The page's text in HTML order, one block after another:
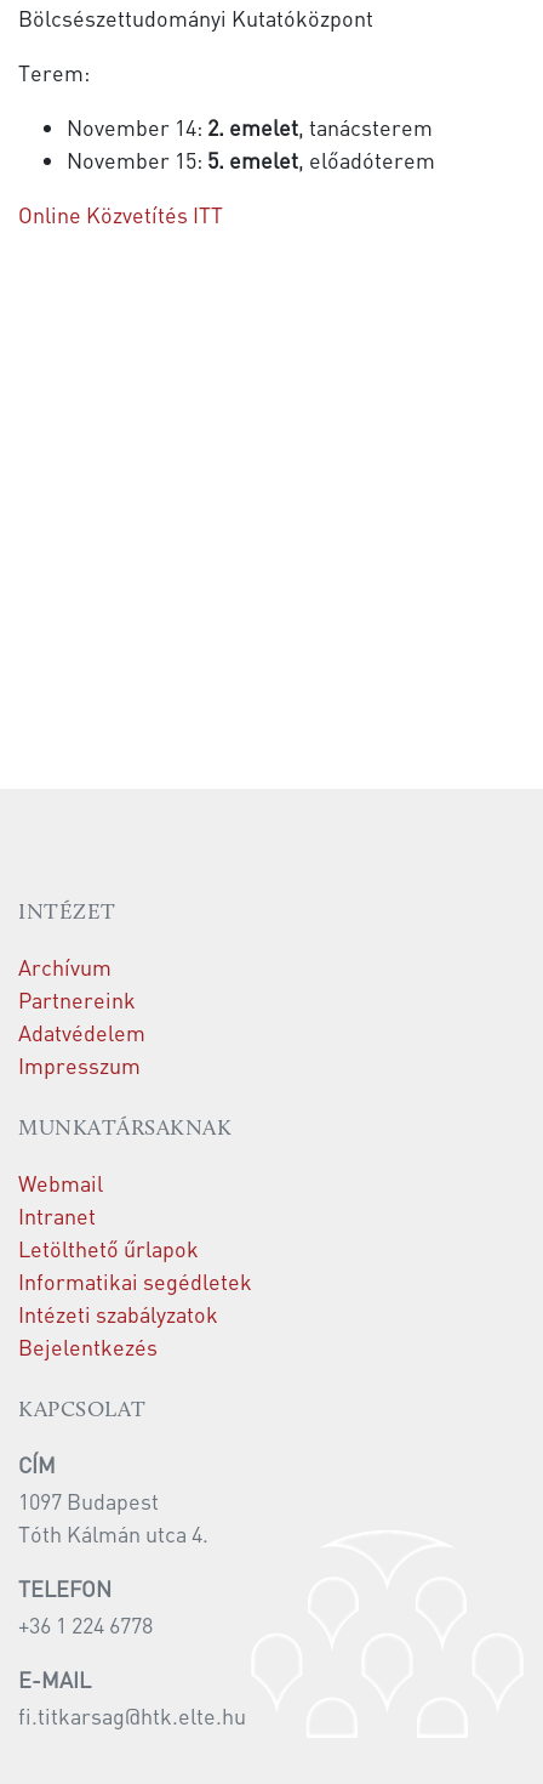
Bölcsészettudományi Kutatóközpont
Terem:
November 14: 2. emelet , tanácsterem
November 15: 5. emelet , előadóterem
Online Közvetítés ITT
INTÉZET
Archívum
Partnereink
Adatvédelem
Impresszum
MUNKATÁRSAKNAK
Webmail
Intranet
Letölthető űrlapok
Informatikai segédletek
Intézeti szabályzatok
Bejelentkezés
KAPCSOLAT
CÍM
1097 Budapest
Tóth Kálmán utca 4.
TELEFON
+36 1 224 6778
E-MAIL
fi.titkarsag@htk.elte.hu